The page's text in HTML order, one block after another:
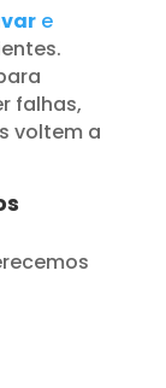
e
falhas,
voltem a